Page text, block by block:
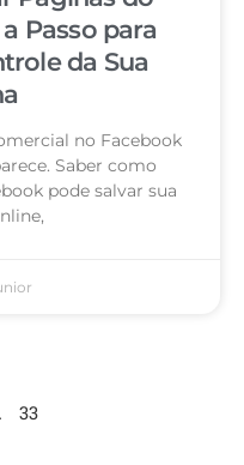
Passo para
da Sua
no Facebook
Saber como
pode salvar sua
33